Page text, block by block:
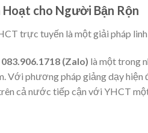
Hoạt cho Người Bận Rộn
trực tuyến là một giải pháp linh
(Zalo) là một trong
phương pháp giảng dạy hiện
cả nước tiếp cận với YHCT